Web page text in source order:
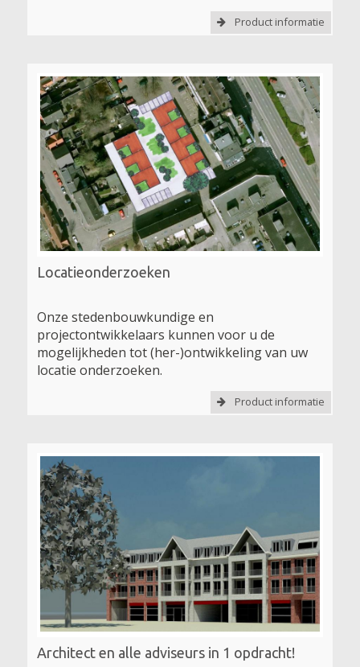
Product informatie
Locatieonderzoeken
Onze stedenbouwkundige en
projectontwikkelaars kunnen voor u de
mogelijkheden tot (her-)ontwikkeling van uw
locatie onderzoeken.
Product informatie
Architect en alle adviseurs in 1 opdracht!